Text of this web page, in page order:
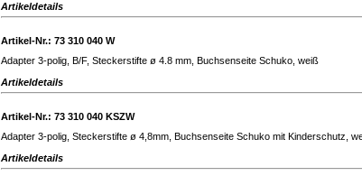
Artikeldetails
Artikel-Nr.: 73 310 040 W
Adapter 3-polig, B/F, Steckerstifte ø 4.8 mm, Buchsenseite Schuko, weiß
Artikeldetails
Artikel-Nr.: 73 310 040 KSZW
Adapter 3-polig, Steckerstifte ø 4,8mm, Buchsenseite Schuko mit Kinderschutz,
Artikeldetails